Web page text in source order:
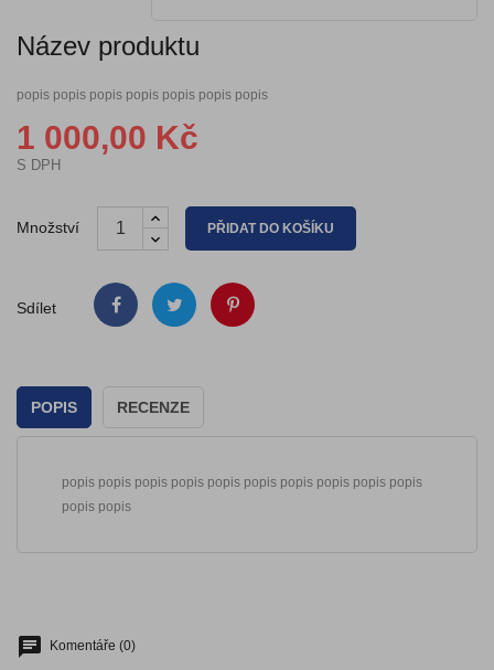
Název produktu
popis popis popis popis popis popis popis
1 000,00 Kč
S DPH
Množství PŘIDAT DO KOŠÍKU
Sdílet
POPIS RECENZE
popis popis popis popis popis popis popis popis popis popis
popis popis
Komentáře (0)